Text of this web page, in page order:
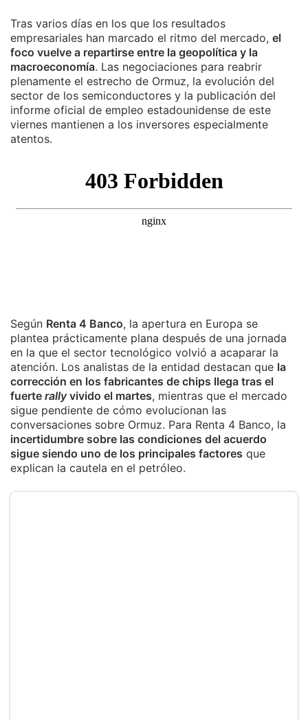
Tras varios días en los que los resultados
empresariales han marcado el ritmo del mercado, el
foco vuelve a repartirse entre la geopolítica y la
macroeconomía. Las negociaciones para reabrir
plenamente el estrecho de Ormuz, la evolución del
sector de los semiconductores y la publicación del
informe oficial de empleo estadounidense de este
viernes mantienen a los inversores especialmente
atentos.
Según Renta 4 Banco, la apertura en Europa se
plantea prácticamente plana después de una jornada
en la que el sector tecnológico volvió a acaparar la
atención. Los analistas de la entidad destacan que la
corrección en los fabricantes de chips llega tras el
fuerte rallyvivido el martes, mientras que el mercado
sigue pendiente de cómo evolucionan las
conversaciones sobre Ormuz. Para Renta 4 Banco, la
incertidumbre sobre las condiciones del acuerdo
sigue siendo uno de los principales factores que
explican la cautela en el petróleo.